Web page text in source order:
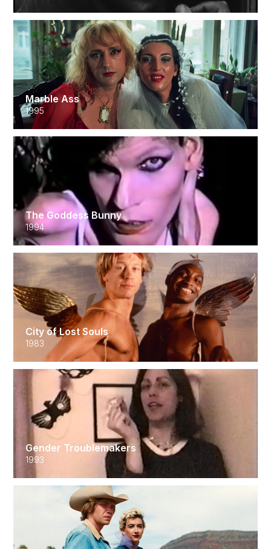
Marble Ass
1995
The Goddess Bunny
1994
City of Lost Souls
1983
Gender Troublemakers
1993